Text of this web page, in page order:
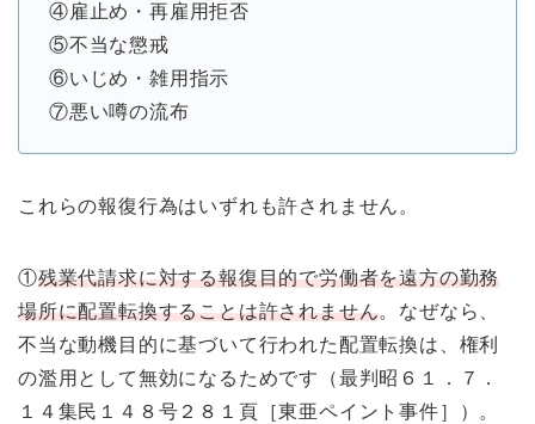
④雇止め・再雇用拒否
⑤不当な懲戒
⑥いじめ・雑用指示
⑦悪い噂の流布
これらの報復行為はいずれも許されません。
①残業代請求に対する報復目的で労働者を遠方の勤務
場所に配置転換することは許されません。なぜなら、
不当な動機目的に基づいて行われた配置転換は、権利
の濫用として無効になるためです（最判昭６１．７．
１４集民１４８号２８１頁［東亜ペイント事件］）。